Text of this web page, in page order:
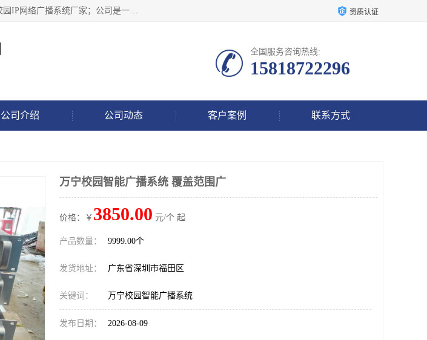
深圳市鼎尊时代科技有限公司主要从事：IP网络定压广播功放厂家、IP网络防水音柱厂家、校园IP网络广播系统厂家；公司是一家集研发、生产、销售公共广播器材于一体的现代电子科技企业。公司成立多年来，本着“自主研发技术、开拓稳定的产品”的宗旨，集多年的行业经验，引航广播行业的迅猛发展，使产品能够适应时代技术发展的需要。 资质认证
全国服务咨询热线:
15818722296
公司介绍 公司动态 客户案例 联系方式
万宁校园智能广播系统 覆盖范围广
价格：￥ 3850.00 元/个 起
产品数量： 9999.00个
发货地址： 广东省深圳市福田区
关键词： 万宁校园智能广播系统
发布日期： 2026-08-09